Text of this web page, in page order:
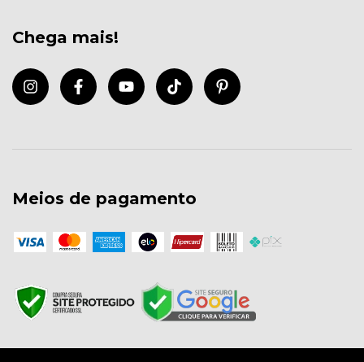
Chega mais!
Meios de pagamento